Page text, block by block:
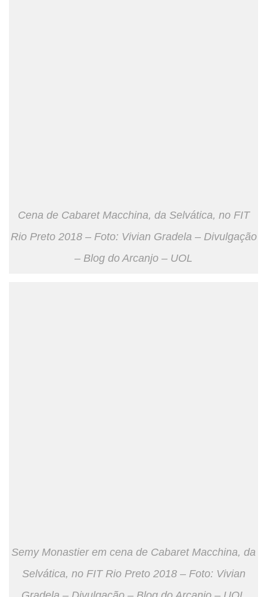
Cena de Cabaret Macchina, da Selvática, no FIT
Rio Preto 2018 – Foto: Vivian Gradela – Divulgação
– Blog do Arcanjo – UOL
Semy Monastier em cena de Cabaret Macchina, da
Selvática, no FIT Rio Preto 2018 – Foto: Vivian